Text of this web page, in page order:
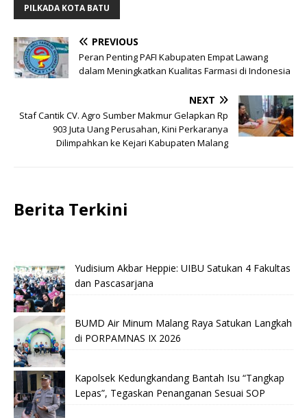
PILKADA KOTA BATU
PREVIOUS
Peran Penting PAFI Kabupaten Empat Lawang
dalam Meningkatkan Kualitas Farmasi di Indonesia
NEXT
Staf Cantik CV. Agro Sumber Makmur Gelapkan Rp
903 Juta Uang Perusahan, Kini Perkaranya
Dilimpahkan ke Kejari Kabupaten Malang
Berita Terkini
Yudisium Akbar Heppie: UIBU Satukan 4 Fakultas
dan Pascasarjana
BUMD Air Minum Malang Raya Satukan Langkah
di PORPAMNAS IX 2026
Kapolsek Kedungkandang Bantah Isu “Tangkap
Lepas”, Tegaskan Penanganan Sesuai SOP